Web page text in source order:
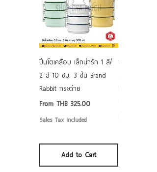
ปิ่นโตเคลือบ เล็กน่ารัก 1 สี/
2 สี 10 ซม. 3 ชั้น Brand
Rabbit กระต่าย
From THB 325.00
Sale Price
Sales Tax Included
Add to Cart
ชามเคลือบ